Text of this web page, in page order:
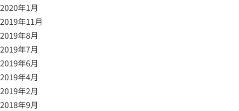
2020年1月
2019年11月
2019年8月
2019年7月
2019年6月
2019年4月
2019年2月
2018年9月